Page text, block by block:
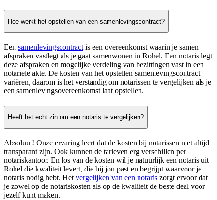
Hoe werkt het opstellen van een samenlevingscontract?
Een samenlevingscontract is een overeenkomst waarin je samen
afspraken vastlegt als je gaat samenwonen in Rohel. Een notaris legt
deze afspraken en mogelijke verdeling van bezittingen vast in een
notariële akte. De kosten van het opstellen samenlevingscontract
variëren, daarom is het verstandig om notarissen te vergelijken als je
een samenlevingsovereenkomst laat opstellen.
Heeft het echt zin om een notaris te vergelijken?
Absoluut! Onze ervaring leert dat de kosten bij notarissen niet altijd
transparant zijn. Ook kunnen de tarieven erg verschillen per
notariskantoor. En los van de kosten wil je natuurlijk een notaris uit
Rohel die kwaliteit levert, die bij jou past en begrijpt waarvoor je
notaris nodig hebt. Hetvergelijken van een notaris zorgt ervoor dat
je zowel op de notariskosten als op de kwaliteit de beste deal voor
jezelf kunt maken.